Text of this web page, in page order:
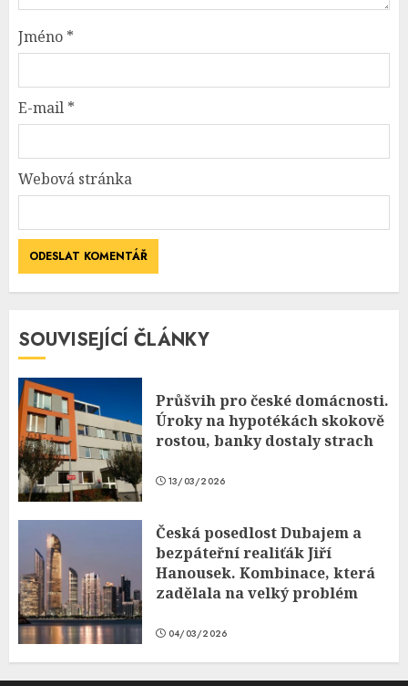
Jméno *
E-mail *
Webová stránka
SOUVISEJÍCÍ ČLÁNKY
Průšvih pro české domácnosti.
Úroky na hypotékách skokově
rostou, banky dostaly strach
13/03/2026
Česká posedlost Dubajem a
bezpáteřní realiťák Jiří
Hanousek. Kombinace, která
zadělala na velký problém
04/03/2026